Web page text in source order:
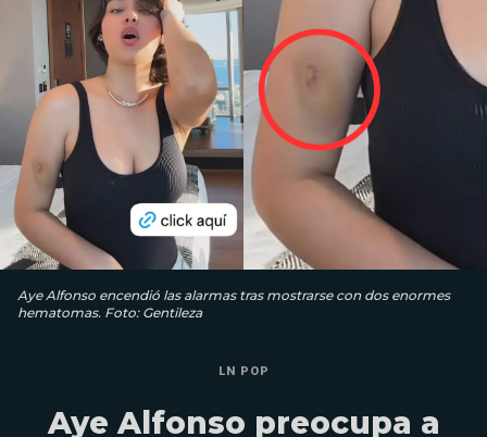
Aye Alfonso encendió las alarmas tras mostrarse con dos enormes
hematomas. Foto: Gentileza
LN POP
Aye Alfonso preocupa a